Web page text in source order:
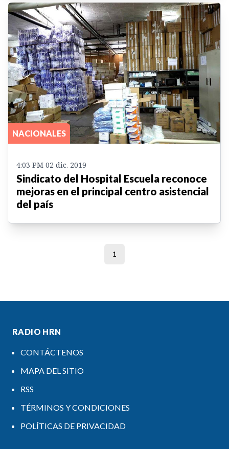
NACIONALES
4:03 PM 02 dic. 2019
Sindicato del Hospital Escuela reconoce
mejoras en el principal centro asistencial
del país
1
RADIO HRN
CONTÁCTENOS
MAPA DEL SITIO
RSS
TÉRMINOS Y CONDICIONES
POLÍTICAS DE PRIVACIDAD